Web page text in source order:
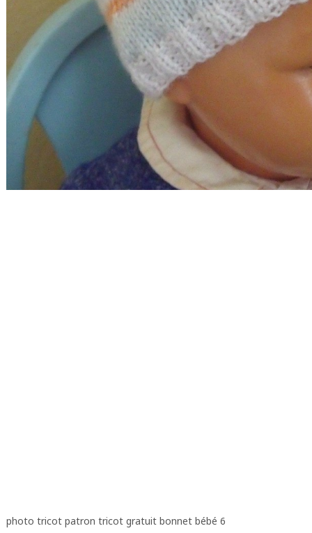
photo tricot patron tricot gratuit bonnet bébé 6